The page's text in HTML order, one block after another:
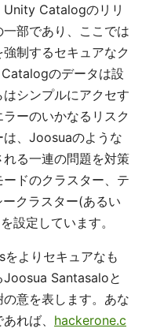
Unity Catalogのリリ
部であり、ここでは
制するセキュアなク
のデータは設
シンプルにアクセす
ーのいかなるリスク
は、Joosuaのような
る一連の問題を対策
ドのクラスター、テ
クラスター(あるい
設定しています。
よりセキュアなも
Joosua Santasaloと
意を表します。あな
れば、 hackerone.c